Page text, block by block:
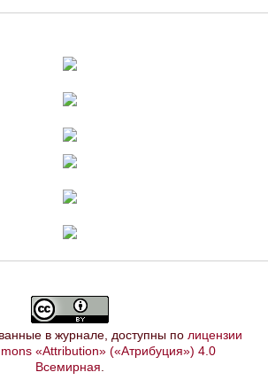
в журнале, доступны по лицензии
«Attribution» («Атрибуция») 4.0
Всемирная